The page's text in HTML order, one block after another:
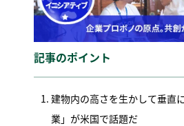
記事のポイント
建物内の高さを生かして垂直
業」が米国で話題だ